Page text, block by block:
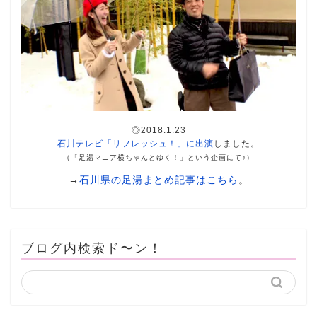
◎2018.1.23
石川テレビ「リフレッシュ！」に出演 しました。
（「足湯マニア横ちゃんとゆく！」という企画にて♪）
→ 石川県の足湯まとめ記事はこちら 。
ブログ内検索ド〜ン！